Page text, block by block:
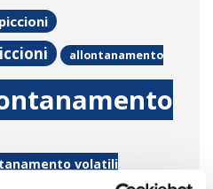
allontanamento
volatili